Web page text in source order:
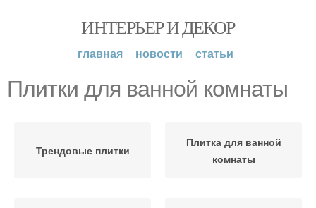
ИНТЕРЬЕР И ДЕКОР
главная новости статьи
Плитки для ванной комнаты
Трендовые плитки
Плитка для ванной
комнаты